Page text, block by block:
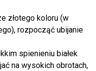
złotego koloru (w
rozpocząć ubijanie
spienieniu białek
na wysokich obrotach,